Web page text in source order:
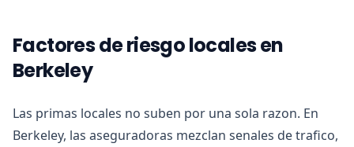
Factores de riesgo locales en
Berkeley
Las primas locales no suben por una sola razon. En
Berkeley, las aseguradoras mezclan senales de trafico,